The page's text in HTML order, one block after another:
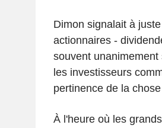
Dimon signalait à
actionnaires -
souvent
les investisseurs
pertinence de la
À l'heure où les